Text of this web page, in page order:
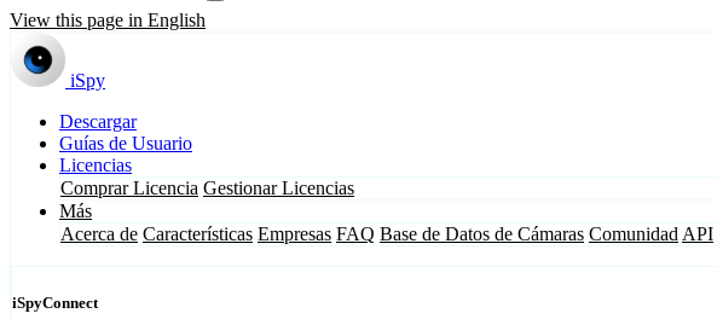
View this page in English
iSpy
Descargar
Guías de Usuario
Licencias
Comprar Licencia Gestionar Licencias
Más
Acerca de Características Empresas FAQ Base de Datos de Cámaras Comunidad API
iSpyConnect